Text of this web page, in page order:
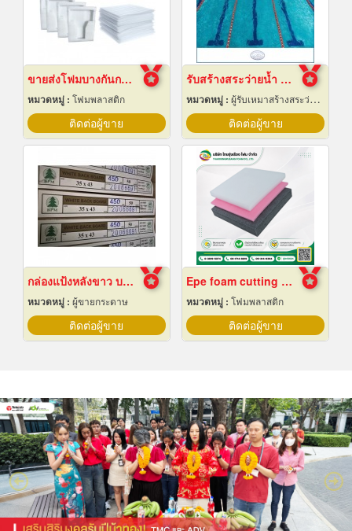
ขายส่งโฟมบางกันกระแทก ราคาโรงงาน
หมวดหมู่ : โฟมพลาสติก
ติดต่อผู้ขาย
รับสร้างสระว่ายน้ำ ราคาถูก
หมวดหมู่ : ผู้รับเหมาสร้างสระว่ายน้ำ
ติดต่อผู้ขาย
กล่องแป้งหลังขาว บางเลนเกรดA(BL-Aหลังขาว)
หมวดหมู่ : ผู้ขายกระดาษ
ติดต่อผู้ขาย
Epe foam cutting Pad
หมวดหมู่ : โฟมพลาสติก
ติดต่อผู้ขาย